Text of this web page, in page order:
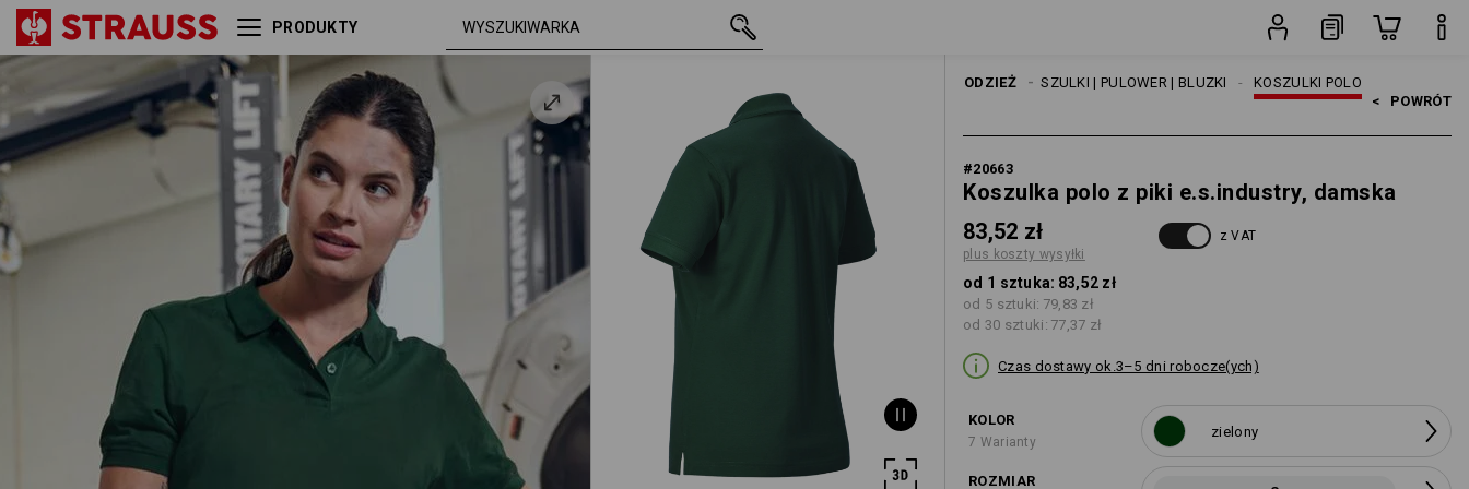
PRODUKTY
ODZIEŻ KOSZULKI POLO
KOSZULKI | PULOWER | BLUZKI
KOBIETY
< POWRÓT
#20663
Koszulka polo z piki e.s.industry, damska
83,52 zł
plus koszty wysyłki
z VAT
od 1 sztuka: 83,52 zł
od 5 sztuki: 79,83 zł
od 30 sztuki: 77,37 zł
Czas dostawy ok.3–5 dni robocze(ych)
KOLOR
7 Warianty
zielony
ROZMIAR
Koszulka polo z piki
e.s.industry, damska
zielony S 83,52 zł